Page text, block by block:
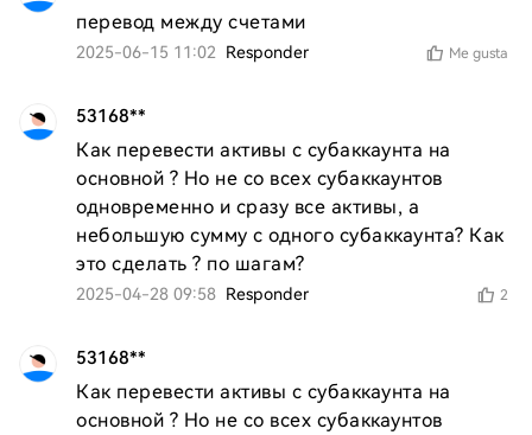
перевод между счетами
2025-06-15 11:02 Responder Me gusta
53168**
Как перевести активы с субаккаунта на
основной ? Но не со всех субаккаунтов
одновременно и сразу все активы, а
небольшую сумму с одного субаккаунта? Как
это сделать ? по шагам?
2025-04-28 09:58 Responder 2
53168**
Как перевести активы с субаккаунта на
основной ? Но не со всех субаккаунтов